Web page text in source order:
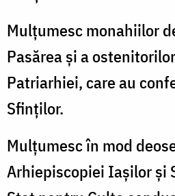
Mulțumesc monahiilor
Pasărea și a
Patriarhiei, care au
Sfinților.
Mulțumesc în mod
Arhiepiscopiei Iașilor și